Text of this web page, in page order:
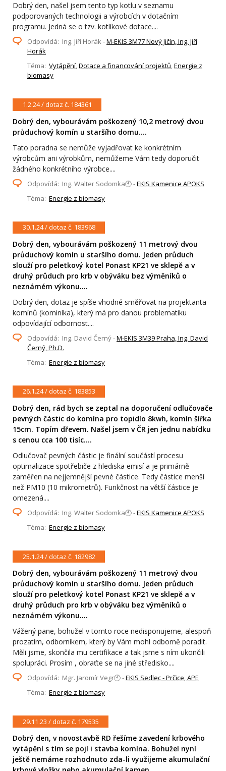
Dobrý den, našel jsem tento typ kotlu v seznamu
podporovaných technologii a výrobcích v dotačním
programu. Jedná se o tzv. kotlíkové dotace....
Odpovídá: Ing. Jiří Horák -M-EKIS 3M77 Nový Jičín, Ing. Jiří
Horák
Téma: Vytápění,Dotace a financování projektů,Energie z
biomasy
1.2.24 / dotaz č. 184361
Dobrý den, vybourávám poškozený 10,2 metrový dvou
průduchový komín u staršího domu....
Tato poradna se nemůže vyjadřovat ke konkrétním
výrobcům ani výrobkům, nemůžeme Vám tedy doporučit
žádného konkrétního výrobce....
Odpovídá: Ing. Walter Sodomka🕙 -EKIS Kamenice APOKS
Téma: Energie z biomasy
30.1.24 / dotaz č. 183968
Dobrý den, vybourávám poškozený 11 metrový dvou
průduchový komín u staršího domu. Jeden průduch
slouží pro peletkový kotel Ponast KP21 ve sklepě a v
druhý průduch pro krb v obýváku bez výměníků o
neznámém výkonu....
Dobrý den, dotaz je spíše vhodné směřovat na projektanta
komínů (kominíka), který má pro danou problematiku
odpovídající odbornost....
Odpovídá: Ing. David Černý -M-EKIS 3M39 Praha, Ing. David
Černý, Ph.D.
Téma: Energie z biomasy
26.1.24 / dotaz č. 183853
Dobrý den, rád bych se zeptal na doporučení odlučovače
pevných částic do komína pro topidlo 8kwh, komín šířka
15cm. Topím dřevem. Našel jsem v ČR jen jednu nabídku
s cenou cca 100 tisíc....
Odlučovač pevných částic je finální součástí procesu
optimalizace spotřebiče z hlediska emisí a je primárně
zaměřen na nejjemnější pevné částice. Tedy částice menší
než PM10 (10 mikrometrů). Funkčnost na větší částice je
omezená....
Odpovídá: Ing. Walter Sodomka🕙 -EKIS Kamenice APOKS
Téma: Energie z biomasy
25.1.24 / dotaz č. 182982
Dobrý den, vybourávám poškozený 11 metrový dvou
průduchový komín u staršího domu. Jeden průduch
slouží pro peletkový kotel Ponast KP21 ve sklepě a v
druhý průduch pro krb v obýváku bez výměníků o
neznámém výkonu....
Vážený pane, bohužel v tomto roce nedisponujeme, alespoň
prozatím, odborníkem, který by Vám mohl odborně poradit.
Měli jsme, skončila mu certifikace a tak jsme s ním ukončili
spolupráci. Prosím , obraťte se na jiné středisko....
Odpovídá: Mgr. Jaromír Vegr🕙 -EKIS Sedlec - Prčice, APE
Téma: Energie z biomasy
29.11.23 / dotaz č. 179535
Dobrý den, v novostavbě RD řešíme zavedení krbového
vytápění s tím se pojí i stavba komína. Bohužel nyní
ještě nemáme rozhodnuto zda-li využijeme akumulační